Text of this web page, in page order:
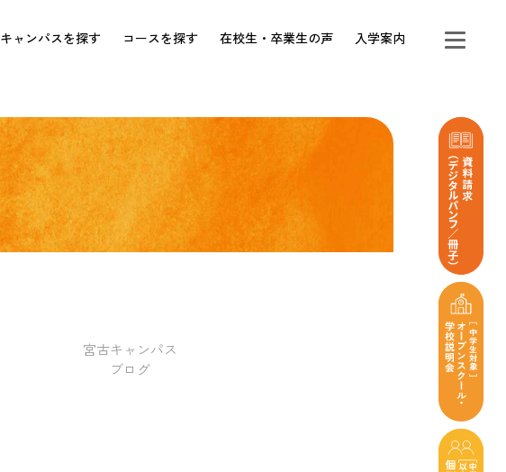
キャンパスを探す コースを探す 在校生・卒業生の声 入学案内
宮古キャンパス
ブログ